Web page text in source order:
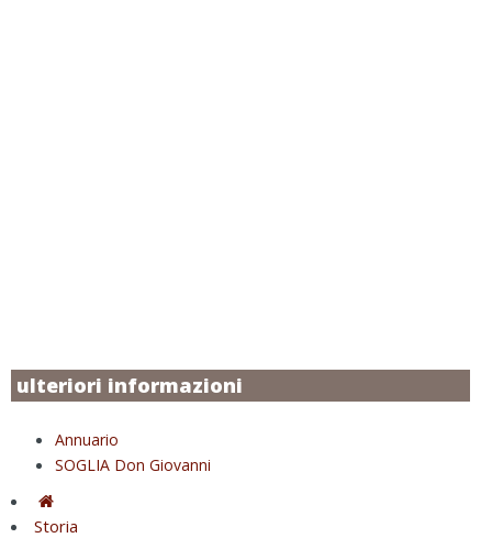
ulteriori informazioni
Annuario
SOGLIA Don Giovanni
Storia